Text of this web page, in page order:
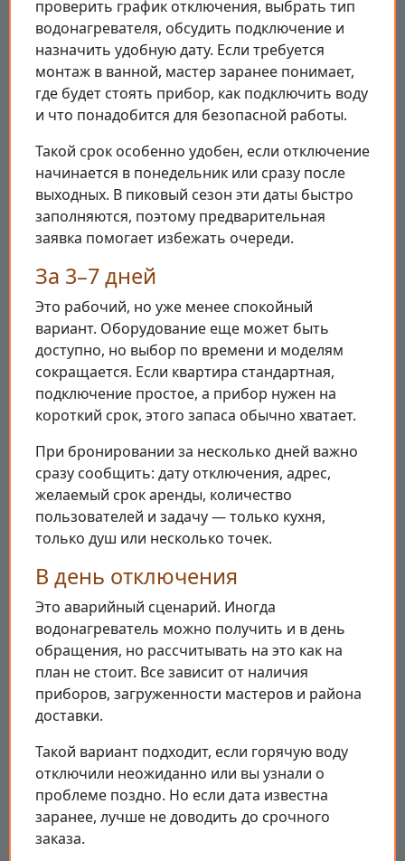
проверить график отключения, выбрать тип
водонагревателя, обсудить подключение и
назначить удобную дату. Если требуется
монтаж в ванной, мастер заранее понимает,
где будет стоять прибор, как подключить воду
и что понадобится для безопасной работы.
Такой срок особенно удобен, если отключение
начинается в понедельник или сразу после
выходных. В пиковый сезон эти даты быстро
заполняются, поэтому предварительная
заявка помогает избежать очереди.
За 3–7 дней
Это рабочий, но уже менее спокойный
вариант. Оборудование еще может быть
доступно, но выбор по времени и моделям
сокращается. Если квартира стандартная,
подключение простое, а прибор нужен на
короткий срок, этого запаса обычно хватает.
При бронировании за несколько дней важно
сразу сообщить: дату отключения, адрес,
желаемый срок аренды, количество
пользователей и задачу — только кухня,
только душ или несколько точек.
В день отключения
Это аварийный сценарий. Иногда
водонагреватель можно получить и в день
обращения, но рассчитывать на это как на
план не стоит. Все зависит от наличия
приборов, загруженности мастеров и района
доставки.
Такой вариант подходит, если горячую воду
отключили неожиданно или вы узнали о
проблеме поздно. Но если дата известна
заранее, лучше не доводить до срочного
заказа.